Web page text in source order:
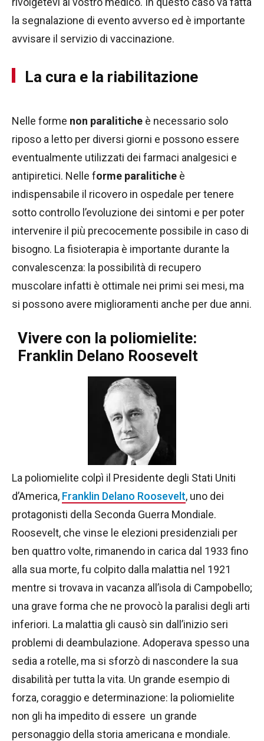
la segnalazione di evento avverso ed è importante
avvisare il servizio di vaccinazione.
La cura e la riabilitazione
Nelle forme non paralitiche è necessario solo
riposo a letto per diversi giorni e possono essere
eventualmente utilizzati dei farmaci analgesici e
antipiretici. Nelle forme paralitiche è
indispensabile il ricovero in ospedale per tenere
sotto controllo l’evoluzione dei sintomi e per poter
intervenire il più precocemente possibile in caso di
bisogno. La fisioterapia è importante durante la
convalescenza: la possibilità di recupero
muscolare infatti è ottimale nei primi sei mesi, ma
si possono avere miglioramenti anche per due anni.
Vivere con la poliomielite:
Franklin Delano Roosevelt
La poliomielite colpì il Presidente degli Stati Uniti
d’America, Franklin Delano Roosevelt, uno dei
protagonisti della Seconda Guerra Mondiale.
Roosevelt, che vinse le elezioni presidenziali per
ben quattro volte, rimanendo in carica dal 1933 fino
alla sua morte, fu colpito dalla malattia nel 1921
mentre si trovava in vacanza all’isola di Campobello;
una grave forma che ne provocò la paralisi degli arti
inferiori. La malattia gli causò sin dall’inizio seri
problemi di deambulazione. Adoperava spesso una
sedia a rotelle, ma si sforzò di nascondere la sua
disabilità per tutta la vita. Un grande esempio di
forza, coraggio e determinazione: la poliomielite
non gli ha impedito di essere un grande
personaggio della storia americana e mondiale.